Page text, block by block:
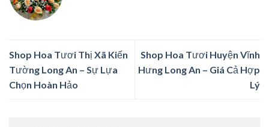
Shop Hoa Tươi Thị Xã Kiến
Tường Long An – Sự Lựa
Chọn Hoàn Hảo
Shop Hoa Tươi Huyện Vĩnh
Hưng Long An – Giá Cả Hợp
Lý